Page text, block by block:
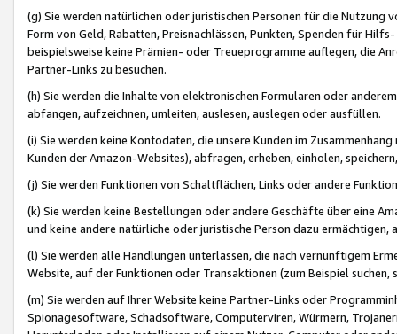
(g) Sie werden natürlichen oder juristischen Personen für die Nutzung
Form von Geld, Rabatten, Preisnachlässen, Punkten, Spenden für
beispielsweise keine Prämien- oder Treueprogramme auflegen, die
Partner-Links zu besuchen.
(h) Sie werden die Inhalte von elektronischen Formularen oder
abfangen, aufzeichnen, umleiten, auslesen, auslegen oder ausfüllen.
(i) Sie werden keine Kontodaten, die unsere Kunden im
Kunden der Amazon-Websites), abfragen, erheben, einholen,
(j) Sie werden Funktionen von Schaltflächen, Links oder andere
(k) Sie werden keine Bestellungen oder andere Geschäfte über eine
und keine andere natürliche oder juristische Person dazu
(l) Sie werden alle Handlungen unterlassen, die nach vernünftigem
Website, auf der Funktionen oder Transaktionen (zum Beispiel
(m) Sie werden auf Ihrer Website keine Partner-Links oder
Spionagesoftware, Schadsoftware, Computerviren, Würmern,